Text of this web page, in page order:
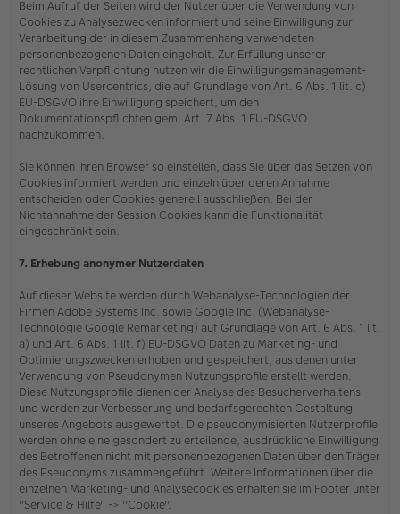
Beim Aufruf der Seiten wird der Nutzer über die Verwendung von
Cookies zu Analysezwecken informiert und seine Einwilligung zur
Verarbeitung der in diesem Zusammenhang verwendeten
personenbezogenen Daten eingeholt. Zur Erfüllung unserer
rechtlichen Verpflichtung nutzen wir die Einwilligungsmanagement-
Lösung von Usercentrics, die auf Grundlage von Art. 6 Abs. 1 lit. c)
EU-DSGVO ihre Einwilligung speichert, um den
Dokumentationspflichten gem. Art. 7 Abs. 1 EU-DSGVO
nachzukommen.
Sie können Ihren Browser so einstellen, dass Sie über das Setzen von
Cookies informiert werden und einzeln über deren Annahme
entscheiden oder Cookies generell ausschließen. Bei der
Nichtannahme der Session Cookies kann die Funktionalität
eingeschränkt sein.
7. Erhebung anonymer Nutzerdaten
Auf dieser Website werden durch Webanalyse-Technologien der
Firmen Adobe Systems Inc. sowie Google Inc. (Webanalyse-
Technologie Google Remarketing) auf Grundlage von Art. 6 Abs. 1 lit.
a) und Art. 6 Abs. 1 lit. f) EU-DSGVO Daten zu Marketing- und
Optimierungszwecken erhoben und gespeichert, aus denen unter
Verwendung von Pseudonymen Nutzungsprofile erstellt werden.
Diese Nutzungsprofile dienen der Analyse des Besucherverhaltens
und werden zur Verbesserung und bedarfsgerechten Gestaltung
unseres Angebots ausgewertet. Die pseudonymisierten Nutzerprofile
werden ohne eine gesondert zu erteilende, ausdrückliche Einwilligung
des Betroffenen nicht mit personenbezogenen Daten über den Träger
des Pseudonyms zusammengeführt. Weitere Informationen über die
einzelnen Marketing- und Analysecookies erhalten sie im Footer unter
"Service & Hilfe" -> "Cookie".